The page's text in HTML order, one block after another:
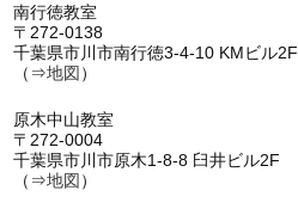
南行徳教室
〒272-0138
千葉県市川市南行徳3-4-10 KMビル2F
（⇒地図 ）
原木中山教室
〒272-0004
千葉県市川市原木1-8-8 臼井ビル2F
（⇒地図 ）